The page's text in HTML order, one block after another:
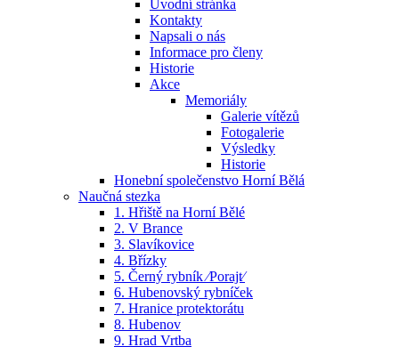
Úvodní stránka
Kontakty
Napsali o nás
Informace pro členy
Historie
Akce
Memoriály
Galerie vítězů
Fotogalerie
Výsledky
Historie
Honební společenstvo Horní Bělá
Naučná stezka
1. Hřiště na Horní Bělé
2. V Brance
3. Slavíkovice
4. Břízky
5. Černý rybník ⁄Porajt⁄
6. Hubenovský rybníček
7. Hranice protektorátu
8. Hubenov
9. Hrad Vrtba